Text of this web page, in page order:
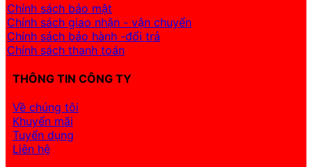
Chính sách bảo mật
Chính sách giao nhận - vận chuyển
Chính sách bảo hành -đổi trả
Chính sách thanh toán
THÔNG TIN CÔNG TY
Về chúng tôi
Khuyến mãi
Tuyển dụng
Liên hệ